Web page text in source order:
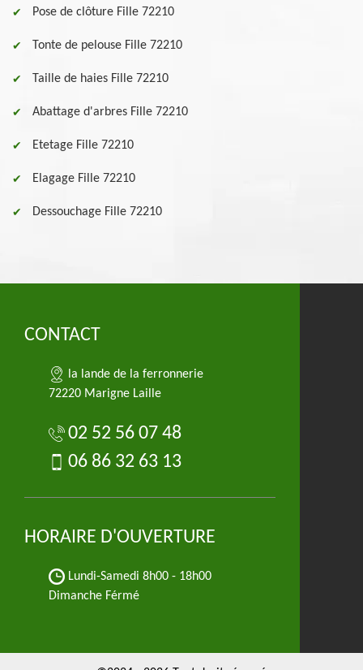
Pose de clôture Fille 72210
Tonte de pelouse Fille 72210
Taille de haies Fille 72210
Abattage d'arbres Fille 72210
Etetage Fille 72210
Elagage Fille 72210
Dessouchage Fille 72210
CONTACT
la lande de la ferronnerie
72220 Marigne Laille
02 52 56 07 48
06 86 32 63 13
HORAIRE D'OUVERTURE
Lundi-Samedi 8h00 - 18h00
Dimanche Férmé